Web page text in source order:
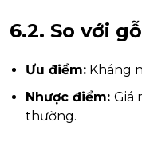
6.2. So với
Ưu điểm: Kháng
Nhược điểm: Giá
thường.